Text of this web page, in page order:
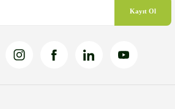
Kayıt Ol